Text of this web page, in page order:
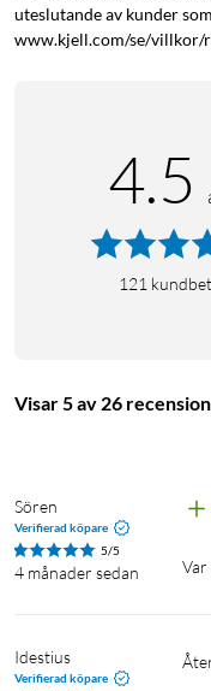
uteslutande av kunder
www.kjell.com/se/villkor/
4.5
121
Visar 5 av 26
Sören
Verifierad köpare
5/5
4 månader sedan Var
Idestius
Verifierad köpare